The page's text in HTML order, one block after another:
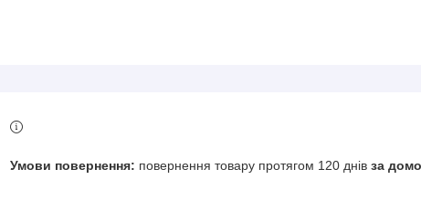
повернення товару протягом 120 днів за